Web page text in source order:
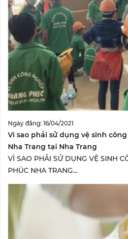
Ngày đăng: 16/04/2021
Vì sao phải sử dụng vệ sinh
Nha Trang tại Nha Trang
VÌ SAO PHẢI SỬ DỤNG VỆ SINH
PHÚC NHA TRANG...